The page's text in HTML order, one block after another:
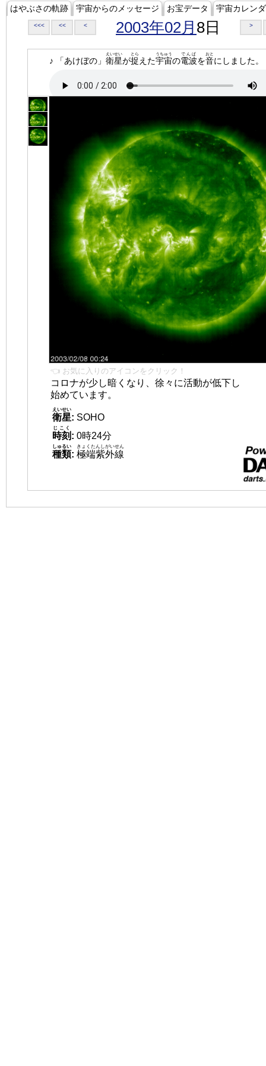
はやぶさの軌跡 宇宙からのメッセージ お宝データ 宇宙カレン
<<< << < 2003年02月 8日 >
♪ 「あけぼの」 衛星
えいせい
が捉
とら
えた宇宙
うちゅう
の電波
でんぱ
を音
おと
にしました。
👈 お気に入りのアイコンをクリック！
コロナが少し暗くなり、徐々に活動が低下し
始めています。
衛星
えいせい
: SOHO
時刻
じこく
: 0時24分
種類
しゅるい
: 極端紫外線
きょくたんしがいせん